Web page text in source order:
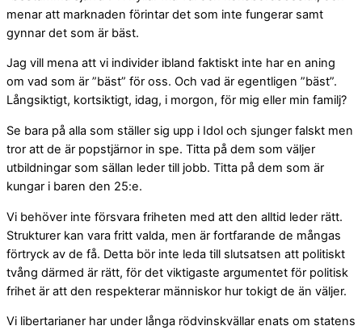
menar att marknaden förintar det som inte fungerar samt
gynnar det som är bäst.
Jag vill mena att vi individer ibland faktiskt inte har en aning
om vad som är ”bäst” för oss. Och vad är egentligen ”bäst”.
Långsiktigt, kortsiktigt, idag, i morgon, för mig eller min familj?
Se bara på alla som ställer sig upp i Idol och sjunger falskt men
tror att de är popstjärnor in spe. Titta på dem som väljer
utbildningar som sällan leder till jobb. Titta på dem som är
kungar i baren den 25:e.
Vi behöver inte försvara friheten med att den alltid leder rätt.
Strukturer kan vara fritt valda, men är fortfarande de mångas
förtryck av de få. Detta bör inte leda till slutsatsen att politiskt
tvång därmed är rätt, för det viktigaste argumentet för politisk
frihet är att den respekterar människor hur tokigt de än väljer.
Vi libertarianer har under långa rödvinskvällar enats om statens